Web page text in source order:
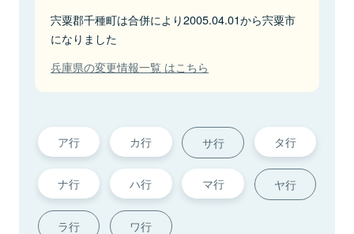
宍粟郡千種町は合併により2005.04.01から宍粟市
になりました
兵庫県の変更情報一覧 はこちら
ア行 カ行 サ行 タ行
ナ行 ハ行 マ行 ヤ行
ラ行 ワ行